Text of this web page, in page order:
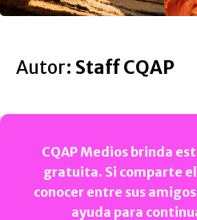
Autor: Staff CQAP
CQAP Medios brinda
gratuita. Si comparte
conocer entre sus
ayuda para